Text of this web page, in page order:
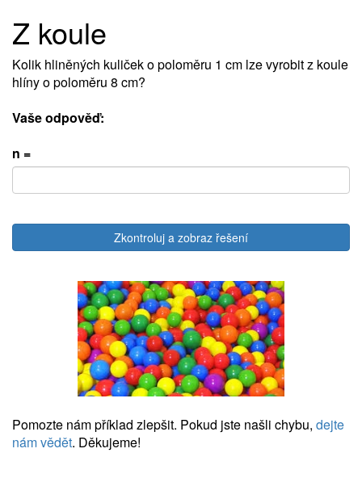
Z koule
Kolik hliněných kuliček o poloměru 1 cm lze vyrobit z koule
hlíny o poloměru 8 cm?
Vaše odpověď:
n =
Zkontroluj a zobraz řešení
Pomozte nám příklad zlepšit. Pokud jste našli chybu, dejte
nám vědět. Děkujeme!